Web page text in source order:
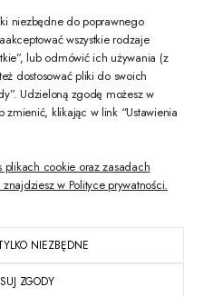
z nasząpolityką prywatności
STRONY
niezbędne do poprawnego
wszystkie rodzaje
lub odmówić ich używania (z
dostosować pliki do swoich
Udzieloną zgodę możesz w
klikając w link “Ustawienia
plikach cookie oraz zasadach
w Polityce prywatności.
NIEZBĘDNE
ZGODY